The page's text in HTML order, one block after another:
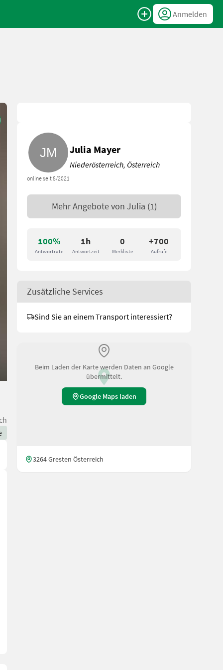
Anmelden
100%
Antwortrate
1h
Antwortzeit
0
Merkliste
+700
Aufrufe
online seit 8/2021
Julia Mayer
Niederösterreich, Österreich
Mehr Angebote von Julia (1)
Zusätzliche Services
Sind Sie an einem Transport interessiert?
Beim Laden der Karte werden Daten an Google
übermittelt.
Google Maps laden
3264 Gresten Österreich